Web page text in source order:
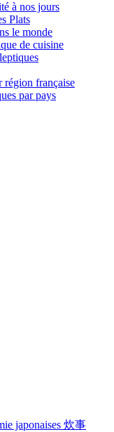
à nos jours
Plats
le monde
de cuisine
région française
par pays
japonaises 炊事